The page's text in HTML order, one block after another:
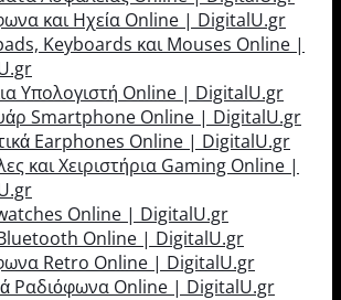
και Ηχεία Online | DigitalU.gr
Keyboards και Mouses Online |
Υπολογιστή Online | DigitalU.gr
Smartphone Online | DigitalU.gr
Earphones Online | DigitalU.gr
και Χειριστήρια Gaming Online |
Online | DigitalU.gr
Online | DigitalU.gr
Retro Online | DigitalU.gr
Ραδιόφωνα Online | DigitalU.gr